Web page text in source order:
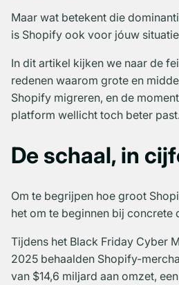
Maar wat betekent die
is Shopify ook voor jóuw
In dit artikel kijken we naar de
redenen waarom grote en
Shopify migreren, en de
platform wellicht toch beter
De schaal, in
Om te begrijpen hoe groot
het om te beginnen bij concrete
Tijdens het Black Friday Cyber
2025 behaalden Shopify-
van $14,6 miljard aan omzet,